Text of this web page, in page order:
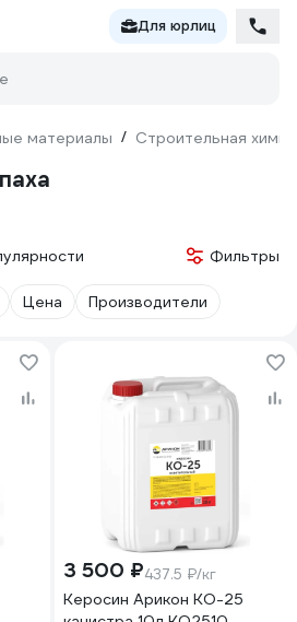
Для юрлиц
материалы / Строительная химия
Фильтры
Цена Производители
3 500 ₽437.5 ₽/кг
Керосин Арикон КО-25